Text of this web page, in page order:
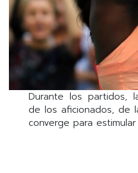
Durante los partidos,
de los aficionados, de
converge para